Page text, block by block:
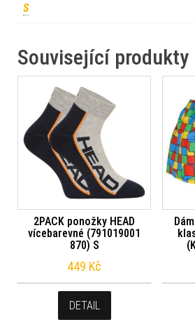
S
Související produkty
2PACK ponožky HEAD
vícebarevné (791019001
870) S
449 Kč
DETAIL